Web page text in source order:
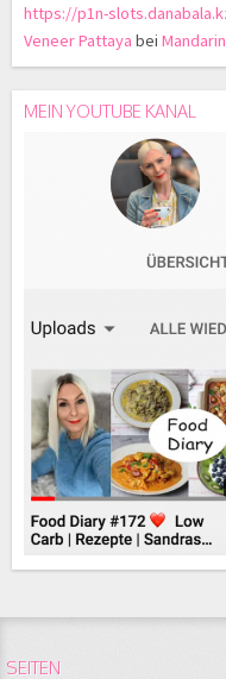
https://p1n-
Veneer Pattaya bei
MEIN YOUTUBE KANAL
SEITEN